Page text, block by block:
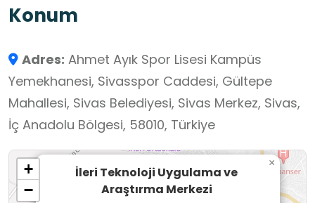
gözlemleme fırsatı bulur. Farklı disiplinlerde
bilimsel araştırma basamaklarını tanır,
teknolojik uygulamaların nasıl geliştirildiğini
öğrenir ve bilimsel meraklarını somut örneklerle
destekleyerek sorgulama ve keşfetme
becerilerini geliştirir. Bu yönüyle merkez,
öğrencilerin bilime ve teknolojiye yönelik
ilgilerini artıran, geleceğin mesleklerine dair
Konum
Adres: Ahmet Ayık Spor Lisesi Kampüs
Yemekhanesi, Sivasspor Caddesi, Gültepe
Mahallesi, Sivas Belediyesi, Sivas Merkez, Sivas,
İç Anadolu Bölgesi, 58010, Türkiye
İleri Teknoloji Uygulama ve
Araştırma Merkezi
×
+
−